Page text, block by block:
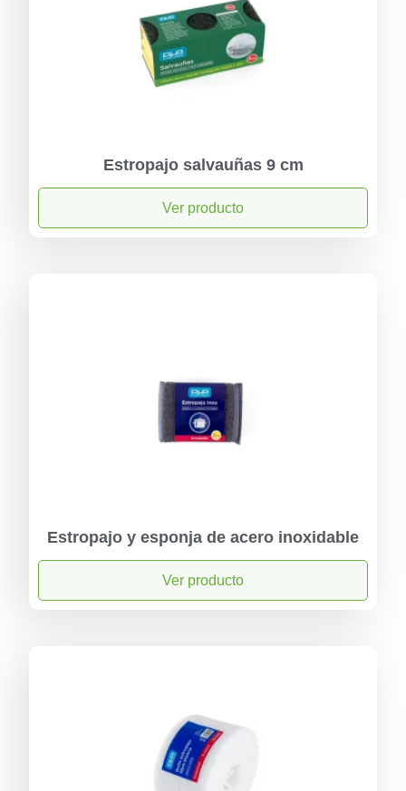
Estropajo salvauñas 9 cm
Ver producto
Estropajo y esponja de acero inoxidable
Ver producto